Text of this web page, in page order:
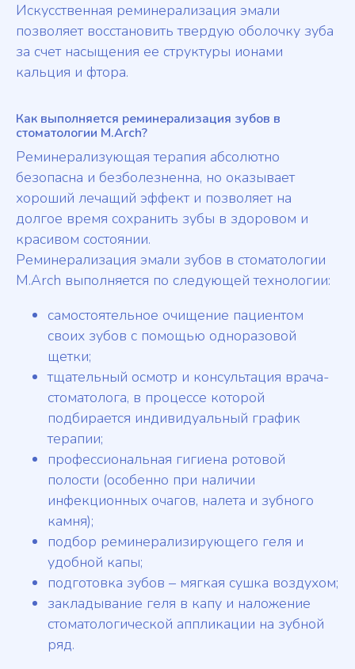
Искусственная реминерализация эмали
позволяет восстановить твердую оболочку зуба
за счет насыщения ее структуры ионами
кальция и фтора.
Как выполняется реминерализация зубов в
стоматологии M.Arch?
Реминерализующая терапия абсолютно
безопасна и безболезненна, но оказывает
хороший лечащий эффект и позволяет на
долгое время сохранить зубы в здоровом и
красивом состоянии.
Реминерализация эмали зубов в стоматологии
M.Arch выполняется по следующей технологии:
самостоятельное очищение пациентом
своих зубов с помощью одноразовой
щетки;
тщательный осмотр и консультация врача-
стоматолога, в процессе которой
подбирается индивидуальный график
терапии;
профессиональная гигиена ротовой
полости (особенно при наличии
инфекционных очагов, налета и зубного
камня);
подбор реминерализирующего геля и
удобной капы;
подготовка зубов – мягкая сушка воздухом;
закладывание геля в капу и наложение
стоматологической аппликации на зубной
ряд.